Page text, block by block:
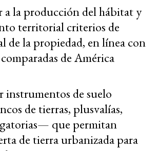
la producción del hábitat y
territorial criterios de
de la propiedad, en línea con
de América
instrumentos de suelo
de tierras, plusvalías,
— que permitan
de tierra urbanizada para